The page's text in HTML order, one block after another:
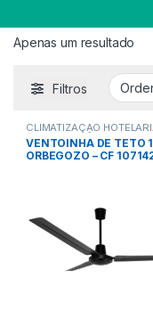
Apenas um resultado
Filtros
CLIMATIZAÇÃO
CLIMATIZAÇÃO
HOTEL,INDUSTRIA
CONSTRUÇÃO
VENTOINHA DE TETO
ORBEGOZO – CF